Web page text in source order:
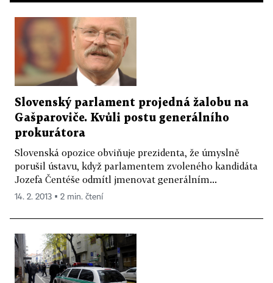
Slovenský parlament projedná žalobu na
Gašparoviče. Kvůli postu generálního
prokurátora
Slovenská opozice obviňuje prezidenta, že úmyslně
porušil ústavu, když parlamentem zvoleného kandidáta
Jozefa Čentéše odmítl jmenovat generálním...
14. 2. 2013 ▪ 2 min. čtení